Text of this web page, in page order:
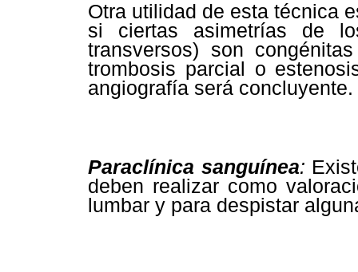
Otra utilidad de esta técnica
si ciertas asimetrías de
transversos) son
trombosis parcial o
angiografía será concluyente.
Paraclínica sanguínea:
deben realizar como
lumbar y para despistar